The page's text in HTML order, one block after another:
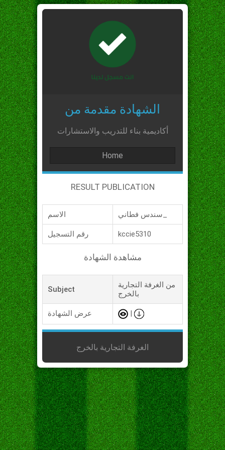
الشهادة مقدمة من
أكاديمية بناء للتدريب والاستشارات
Home
RESULT PUBLICATION
الاسم
رقم التسجيل kccie5310
مشاهدة الشهادة
Subject
من الغرفة التجارية
بالخرج
عرض الشهادة
الغرفة التجارية بالخرج